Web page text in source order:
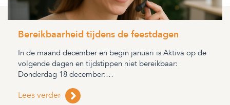
Bereikbaarheid tijdens de feestdagen
In de maand december en begin januari is Aktiva op de
volgende dagen en tijdstippen niet bereikbaar:
Donderdag 18 december:…
Lees verder